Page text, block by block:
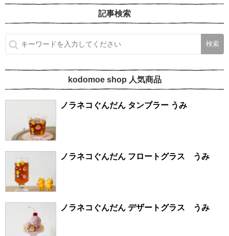
記事検索
kodomoe shop 人気商品
ノラネコぐんだん タンブラー うみ
ノラネコぐんだん フロートグラス うみ
ノラネコぐんだん デザートグラス うみ